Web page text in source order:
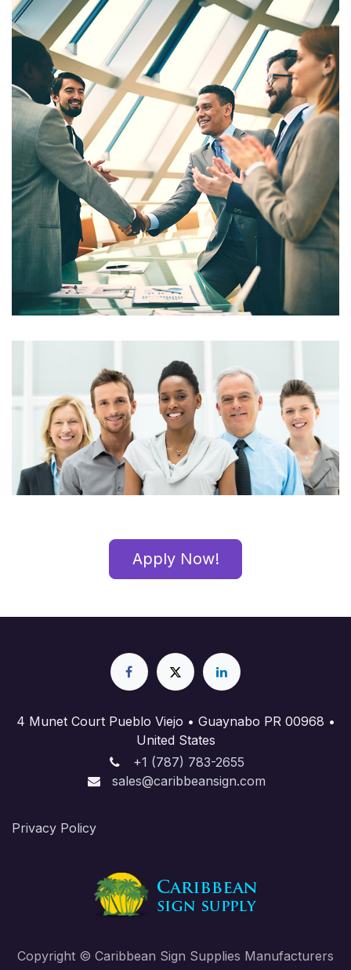
Apply Now!
4 Munet Court Pueblo Viejo • Guaynabo PR 00968 •
United States
+1 (787) 783-2655
sales@caribbeansign.com
Priva​cy Policy
Copyright © Caribbean Sign Supplies Manufacturers